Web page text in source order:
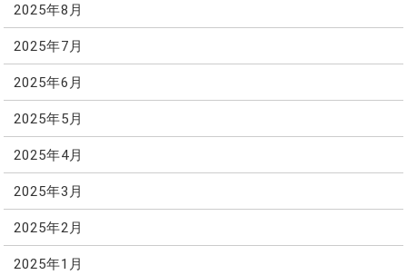
2025年8月
2025年7月
2025年6月
2025年5月
2025年4月
2025年3月
2025年2月
2025年1月